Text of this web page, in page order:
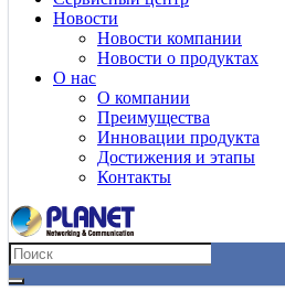
Новости
Новости компании
Новости о продуктах
О нас
О компании
Преимущества
Инновации продукта
Достижения и этапы
Контакты